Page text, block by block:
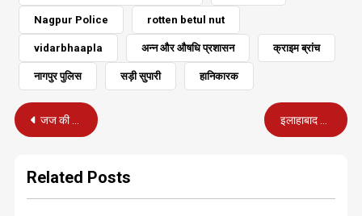
Nagpur Police rotten betul nut
vidarbhaapla अन्न और औषधि प्रशासन क्राइम ब्रांच
नागपुर पुलिस सड़ी सुपारी हानिकारक
Post
जज की पत्नी और बेटे को गुरुग्राम में पुलिसकर्मी ने मारी गोली
Related Posts